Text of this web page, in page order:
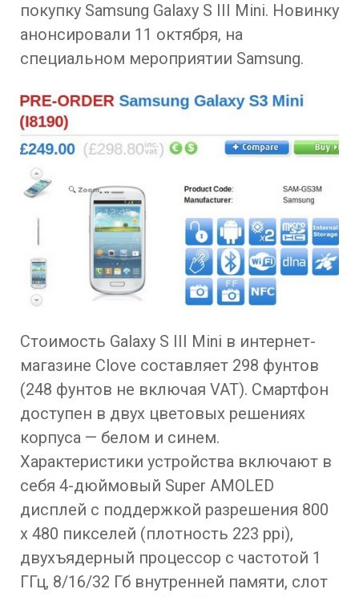
покупку Samsung Galaxy S III Mini. Новинку
анонсировали 11 октября, на
специальном мероприятии Samsung.
Стоимость Galaxy S III Mini в интернет-
магазине Clove составляет 298 фунтов
(248 фунтов не включая VAT). Смартфон
доступен в двух цветовых решениях
корпуса — белом и синем.
Характеристики устройства включают в
себя 4-дюймовый Super AMOLED
дисплей с поддержкой разрешения 800
x 480 пикселей (плотность 223 ppi),
двухъядерный процессор с частотой 1
ГГц, 8/16/32 Гб внутренней памяти, слот